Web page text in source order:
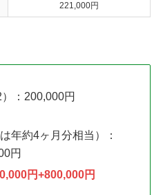
221,000円
：200,000円
年約4ヶ月分相当）：
円
円+800,000円